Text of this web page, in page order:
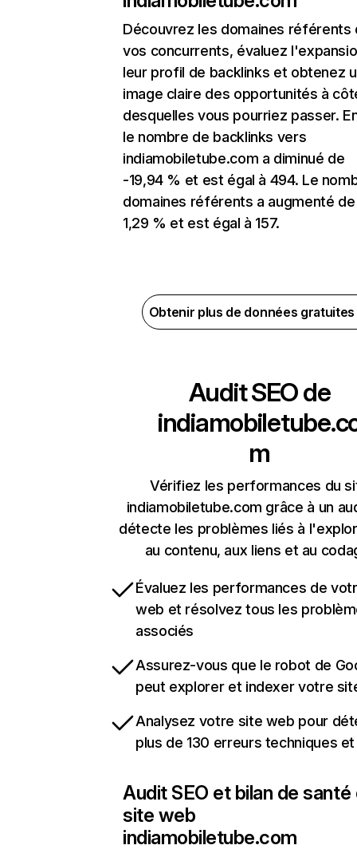
Découvrez les domaines référents
vos concurrents, évaluez
leur profil de backlinks et obtenez
image claire des opportunités à
desquelles vous pourriez passer.
le nombre de backlinks vers
indiamobiletube.com a diminué de
-19,94 % et est égal à 494. Le
domaines référents a augmenté de
1,29 % et est égal à 157.
Obtenir plus de données
Audit SEO de
m
Vérifiez les performances du
indiamobiletube.com grâce à un
détecte les problèmes liés à
au contenu, aux liens et au
Évaluez les performances de
web et résolvez tous les
associés
Assurez-vous que le robot de
peut explorer et indexer votre
Analysez votre site web pour
plus de 130 erreurs techniques et
Audit SEO et bilan de santé
site web
indiamobiletube.com